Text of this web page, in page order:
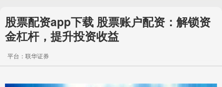
股票配资app下载 股票账户配资：解锁资
金杠杆，提升投资收益
平台：联华证券